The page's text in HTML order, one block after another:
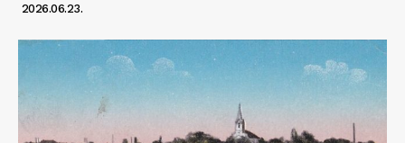
2026.06.23.